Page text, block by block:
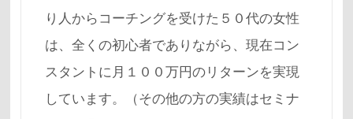
り人からコーチングを受けた５０代の女性
は、全くの初心者でありながら、現在コン
スタントに月１００万円のリターンを実現
しています。（その他の方の実績はセミナ